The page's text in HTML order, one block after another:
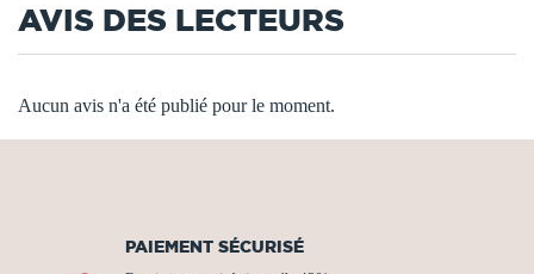
AVIS DES LECTEURS
Aucun avis n'a été publié pour le moment.
PAIEMENT SÉCURISÉ